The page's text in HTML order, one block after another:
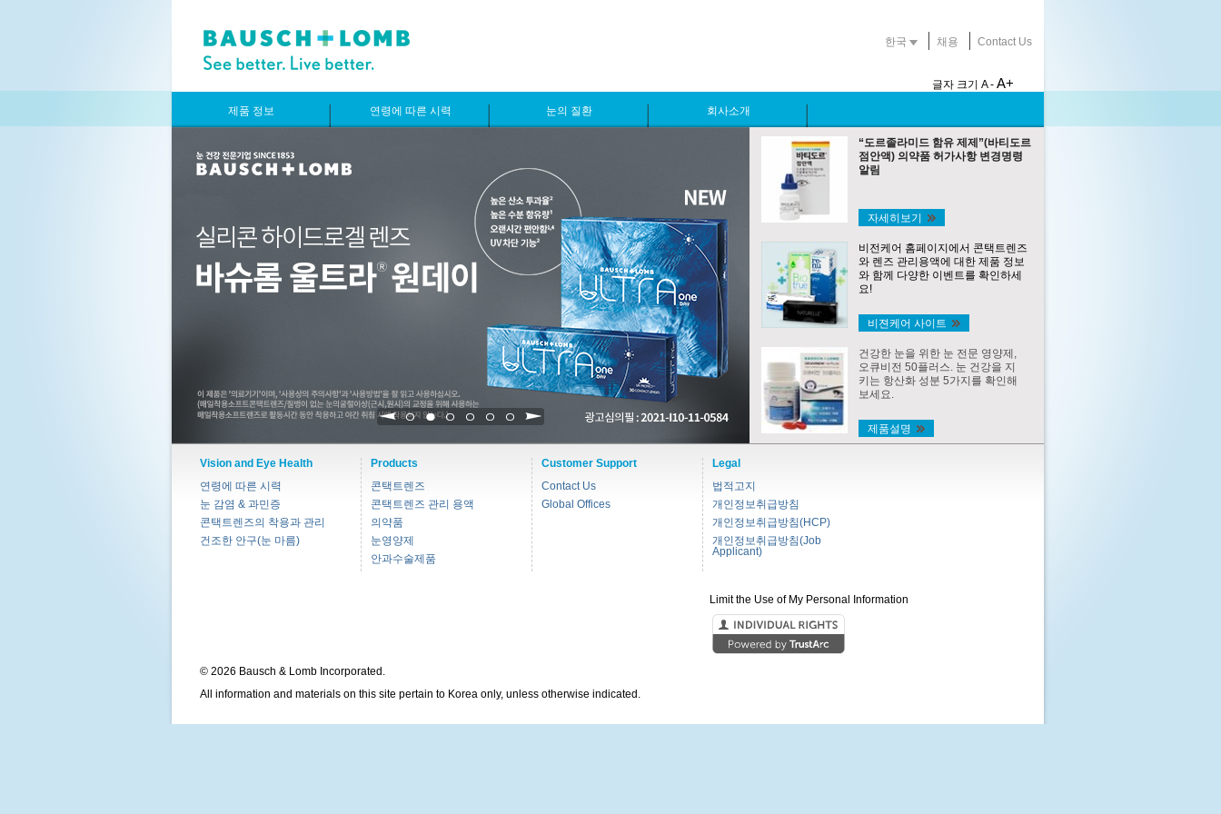
한국 채용 Contact Us
글자 크기 A - A+
제품 정보 연령에 따른 시력 눈의 질환 회사소개
1 2 3 4 5 6
“도르졸라미드 함유 제제”(바티도르
점안액) 의약품 허가사항 변경명령
알림
자세히보기
비전케어 홈페이지에서 콘택트렌즈
와 렌즈 관리용액에 대한 제품 정보
와 함께 다양한 이벤트를 확인하세
요!
비젼케어 사이트
건강한 눈을 위한 눈 전문 영양제,
오큐비전 50플러스. 눈 건강을 지
키는 항산화 성분 5가지를 확인해
보세요.
제품설명
Vision and Eye Health
연령에 따른 시력
눈 감염 & 과민증
콘택트렌즈의 착용과 관리
건조한 안구(눈 마름)
Products
콘택트렌즈
콘택트렌즈 관리 용액
의약품
눈영양제
안과수술제품
Customer Support
Contact Us
Global Offices
Legal
법적고지
개인정보취급방침
개인정보취급방침(HCP)
개인정보취급방침(Job
Applicant)
Limit the Use of My Personal Information
© 2026 Bausch & Lomb Incorporated.
All information and materials on this site pertain to Korea only, unless otherwise indicated.